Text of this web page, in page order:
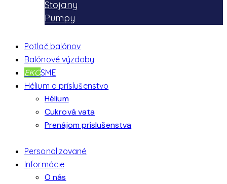
Stojany
Pumpy
Potlač balónov
Balónové výzdoby
EKOSME
Hélium a príslušenstvo
Hélium
Cukrová vata
Prenájom príslušenstva
Personalizované
Informácie
O nás